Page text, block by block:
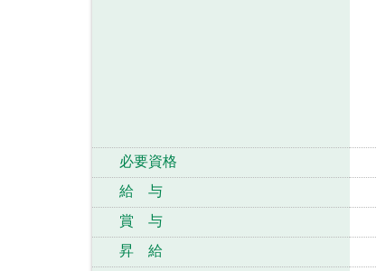
必要資格
給 与
賞 与
昇 給